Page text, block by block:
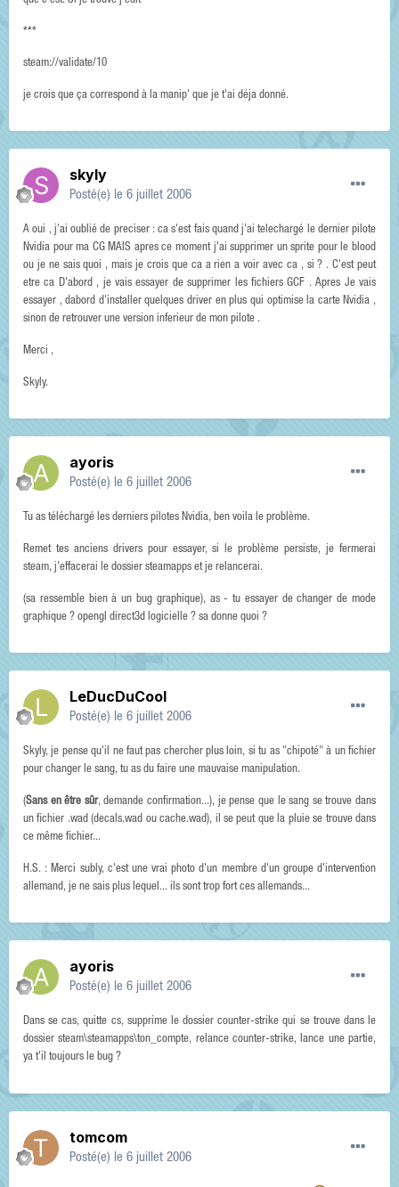
***
steam://validate/10
je crois que ça correspond à la manip' que je t'ai déja donné.
skyly
Posté(e) le 6 juillet 2006
A oui , j'ai oublié de preciser : ca s'est fais quand j'ai telechargé le dernier pilote
Nvidia pour ma CG MAIS apres ce moment j'ai supprimer un sprite pour le blood
ou je ne sais quoi , mais je crois que ca a rien a voir avec ca , si ? . C'est peut
etre ca D'abord , je vais essayer de supprimer les fichiers GCF . Apres Je vais
essayer , dabord d'installer quelques driver en plus qui optimise la carte Nvidia ,
sinon de retrouver une version inferieur de mon pilote .
Merci ,
Skyly.
ayoris
Posté(e) le 6 juillet 2006
Tu as téléchargé les derniers pilotes Nvidia, ben voila le problème.
Remet tes anciens drivers pour essayer, si le problème persiste, je fermerai
steam, j'effacerai le dossier steamapps et je relancerai.
(sa ressemble bien à un bug graphique), as - tu essayer de changer de mode
graphique ? opengl direct3d logicielle ? sa donne quoi ?
LeDucDuCool
Posté(e) le 6 juillet 2006
Skyly, je pense qu'il ne faut pas chercher plus loin, si tu as "chipoté" à un fichier
pour changer le sang, tu as du faire une mauvaise manipulation.
(Sans en être sûr, demande confirmation...), je pense que le sang se trouve dans
un fichier .wad (decals.wad ou cache.wad), il se peut que la pluie se trouve dans
ce même fichier...
H.S. : Merci subly, c'est une vrai photo d'un membre d'un groupe d'intervention
allemand, je ne sais plus lequel... ils sont trop fort ces allemands...
ayoris
Posté(e) le 6 juillet 2006
Dans se cas, quitte cs, supprime le dossier counter-strike qui se trouve dans le
dossier steam\steamapps\ton_compte, relance counter-strike, lance une partie,
ya t'il toujours le bug ?
tomcom
Posté(e) le 6 juillet 2006